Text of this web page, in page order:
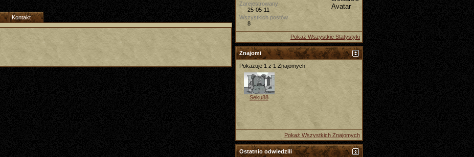
Kontakt
Zarejestrowany
25-05-11
Wszystkich postów
8
Pokaż Wszystkie Statystyki
Znajomi
Pokazuje 1 z 1 Znajomych
Seku88
Pokaż Wszystkich Znajomych
Ostatnio odwiedzili